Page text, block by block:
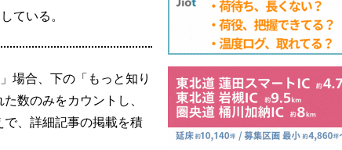
ている。
場合、下の「もっと知り
数のみをカウントし、
、詳細記事の掲載を積